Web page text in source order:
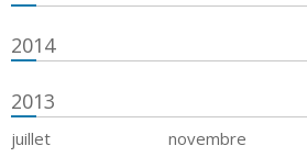
2014
2013
juillet novembre